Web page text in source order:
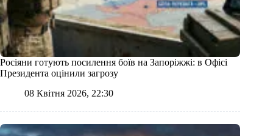
Росіяни готують посилення боїв на Запоріжжі: в Офісі
Президента оцінили загрозу
08 Квітня 2026, 22:30